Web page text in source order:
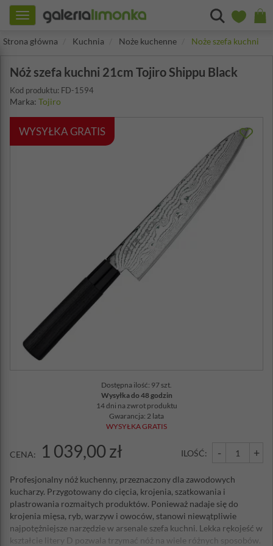
Toggle
navigation
Strona główna
Kuchnia Noże kuchenne Noże szefa kuchni
Nóż szefa kuchni 21cm Tojiro Shippu Black
Kod produktu: FD-1594
Marka: Tojiro
WYSYŁKA GRATIS
Dostępna ilość: 97 szt.
Wysyłka do 48 godzin
14 dni na zwrot produktu
Gwarancja: 2 lata
WYSYŁKA GRATIS
CENA: 1 039,00 zł ILOŚĆ: - +
Profesjonalny nóż kuchenny, przeznaczony dla zawodowych
kucharzy. Przygotowany do cięcia, krojenia, szatkowania i
plastrowania rozmaitych produktów. Ponieważ nadaje się do
krojenia mięsa, ryb, warzyw i owoców, stanowi niewątpliwie
najpotężniejsze narzędzie w arsenale szefa kuchni. Lekka rękojeść w
kształcie litery D pozwala trzymać nóż na wiele różnych sposobów.